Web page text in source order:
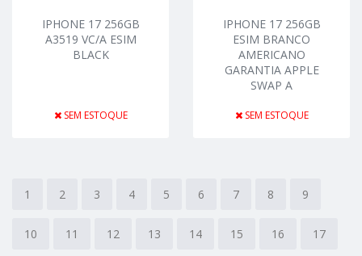
IPHONE 17 256GB
A3519 VC/A ESIM
BLACK
SEM ESTOQUE
IPHONE 17 256GB
ESIM BRANCO
AMERICANO
GARANTIA APPLE
SWAP A
SEM ESTOQUE
1 2 3 4 5 6 7 8 9
10 11 12 13 14 15 16 17